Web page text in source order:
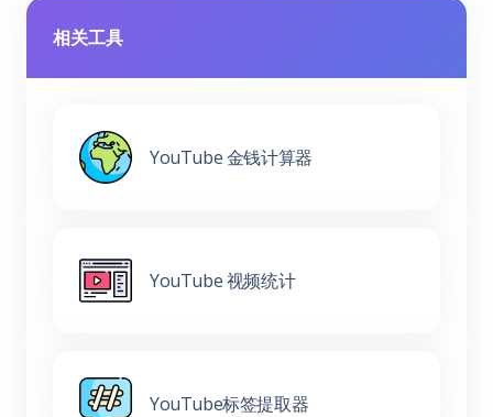
相关工具
YouTube 金钱计算器
YouTube 视频统计
YouTube标签提取器